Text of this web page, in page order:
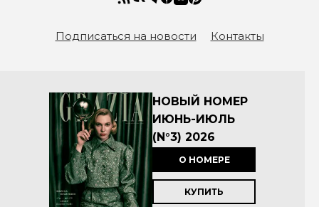
Подписаться на новости Контакты
НОВЫЙ НОМЕР
ИЮНЬ-ИЮЛЬ
(N°3) 2026
О НОМЕРЕ
КУПИТЬ